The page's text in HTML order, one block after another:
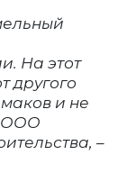
На этот
другого
и не
ООО
–